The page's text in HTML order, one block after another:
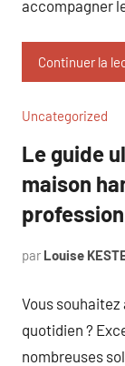
accompagner
Continuer la
Uncategorized
Le guide
maison
par Louise
Vous
quotidien ?
nombreuses